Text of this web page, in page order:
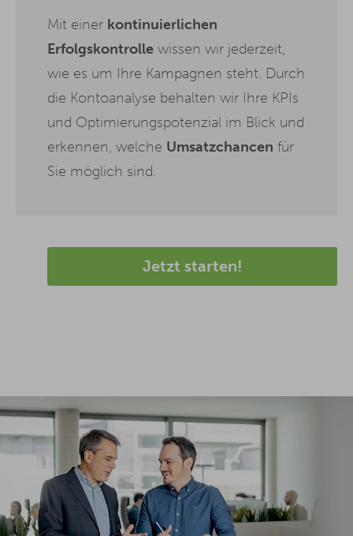
Mit einer kontinuierlichen
Erfolgskontrolle wissen wir jederzeit,
wie es um Ihre Kampagnen steht. Durch
die Kontoanalyse behalten wir Ihre KPIs
und Optimierungspotenzial im Blick und
erkennen, welche Umsatzchancen für
Sie möglich sind.
Jetzt starten!